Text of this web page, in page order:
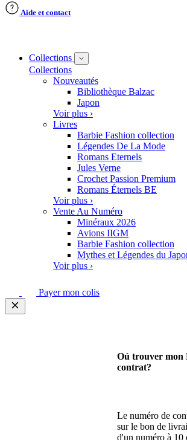
Aide et contact
Collections
Collections
Nouveautés
Bibliothèque Balzac
Japon
Voir plus ›
Livres
Barbie Fashion collection
Légendes De La Mode
Romans Eternels
Jules Verne
Crochet Passion Premium
Romans Éternels BE
Voir plus ›
Vente Au Numéro
Minéraux 2026
Avions IIGM
Barbie Fashion collection
Mythes et Légendes du
Voir plus ›
Payer mon colis
Oú trouver mon
contrat?
Le numéro de
sur le bon de
d'un numéro à 10